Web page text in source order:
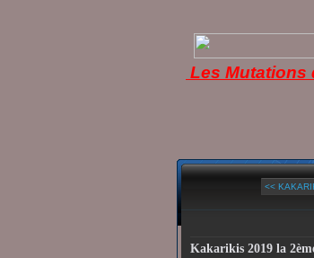
Les Mutations
<<
Kakarikis 2019 la